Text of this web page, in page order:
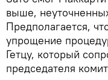
выше,
Предполагается,
упрощение
Гетцу, который
председателя